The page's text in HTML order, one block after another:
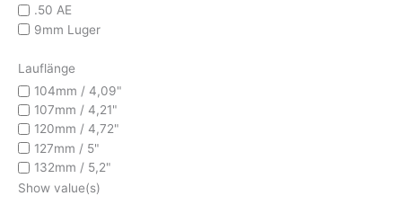
.50 AE
9mm Luger
Lauflänge
104mm / 4,09"
107mm / 4,21"
120mm / 4,72"
127mm / 5"
132mm / 5,2"
Show value(s)